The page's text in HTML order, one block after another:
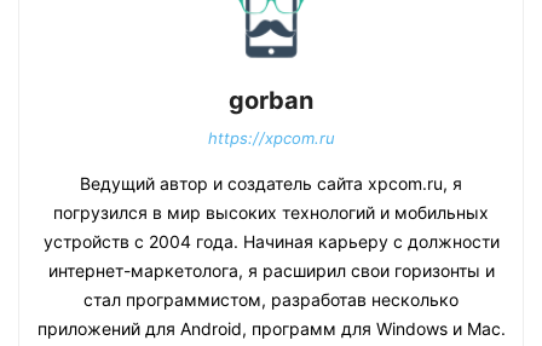
gorban
https://xpcom.ru
Ведущий автор и создатель сайта xpcom.ru, я
погрузился в мир высоких технологий и мобильных
устройств с 2004 года. Начиная карьеру с должности
интернет-маркетолога, я расширил свои горизонты и
стал программистом, разработав несколько
приложений для Android, программ для Windows и Mac.